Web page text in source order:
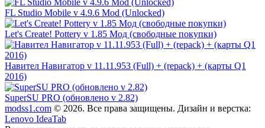
FL Studio Mobile v 4.9.6 Mod (Unlocked)
Let's Create! Pottery v 1.85 Мод (свободные покупки)
Навител Навигатор v 11.11.953 (Full) + (repack) + (карты Q1
2016)
SuperSU PRO (обновлено v 2.82)
modss1.com © 2026. Все права защищены. Дизайн и верстка:
Lenovo IdeaTab